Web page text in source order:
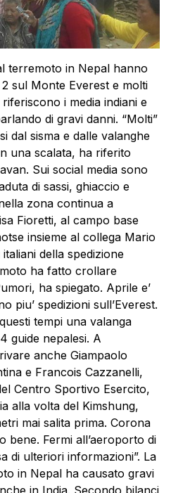
terremoto in Nepal hanno
sul Monte Everest e molti
i media indiani e
di gravi danni. “Molti”
dal sisma e dalle valanghe
una scalata, ha riferito
Sui social media sono
di sassi, ghiaccio e
zona continua a
Fioretti, al campo base
insieme al collega Mario
della spedizione
ha fatto crollare
ha spiegato. Aprile e’
piu’ spedizioni sull’Everest.
tempi una valanga
guide nepalesi. A
anche Giampaolo
e Francois Cazzanelli,
Centro Sportivo Esercito,
alla volta del Kimshung,
mai salita prima. Corona
bene. Fermi all’aeroporto di
di ulteriori informazioni”. La
in Nepal ha causato gravi
in India. Secondo bilanci